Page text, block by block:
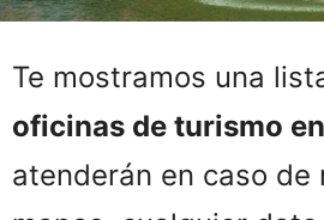
Te mostramos una
oficinas de turismo
atenderán en caso de